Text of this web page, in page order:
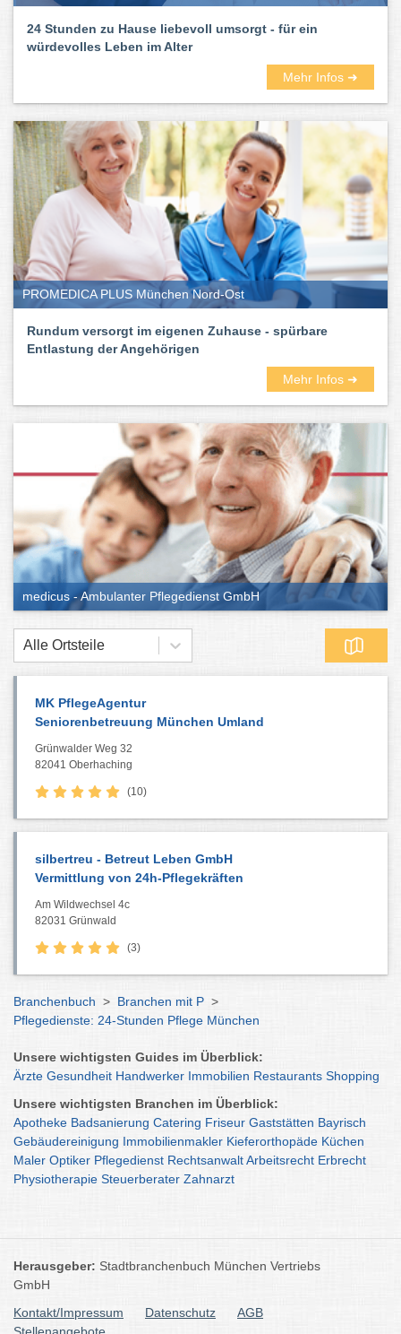
24 Stunden zu Hause liebevoll umsorgt - für ein
würdevolles Leben im Alter
Mehr Infos ➜
PROMEDICA PLUS München Nord-Ost
Rundum versorgt im eigenen Zuhause - spürbare
Entlastung der Angehörigen
Mehr Infos ➜
medicus - Ambulanter Pflegedienst GmbH
Alle Ortsteile
MK PflegeAgentur
Seniorenbetreuung München Umland
Grünwalder Weg 32
82041 Oberhaching
(10)
silbertreu - Betreut Leben GmbH
Vermittlung von 24h-Pflegekräften
Am Wildwechsel 4c
82031 Grünwald
(3)
Branchenbuch > Branchen mit P >
Pflegedienste: 24-Stunden Pflege München
Unsere wichtigsten Guides im Überblick:
Ärzte Gesundheit Handwerker Immobilien Restaurants Shopping
Unsere wichtigsten Branchen im Überblick:
Apotheke Badsanierung Catering Friseur Gaststätten Bayrisch
Gebäudereinigung Immobilienmakler Kieferorthopäde Küchen
Maler Optiker Pflegedienst RechtsanwaltArbeitsrecht Erbrecht
Physiotherapie Steuerberater Zahnarzt
Herausgeber: Stadtbranchenbuch München Vertriebs
GmbH
Kontakt/Impressum
Datenschutz
AGB